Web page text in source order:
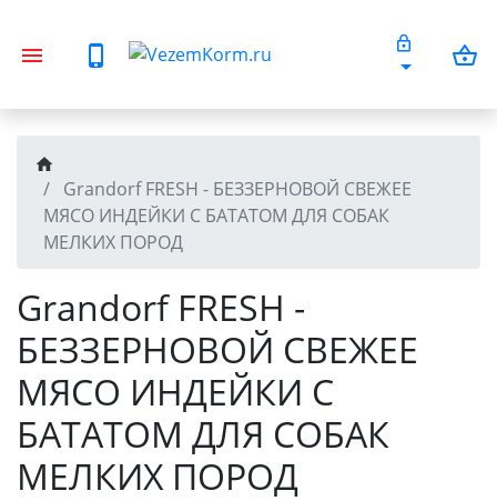
Grandorf FRESH - БЕЗЗЕРНОВОЙ СВЕЖЕЕ
МЯСО ИНДЕЙКИ С БАТАТОМ ДЛЯ СОБАК
МЕЛКИХ ПОРОД
Grandorf FRESH -
БЕЗЗЕРНОВОЙ СВЕЖЕЕ
МЯСО ИНДЕЙКИ С
БАТАТОМ ДЛЯ СОБАК
МЕЛКИХ ПОРОД